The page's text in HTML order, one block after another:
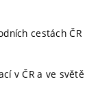
cestách ČR
v ČR a ve světě